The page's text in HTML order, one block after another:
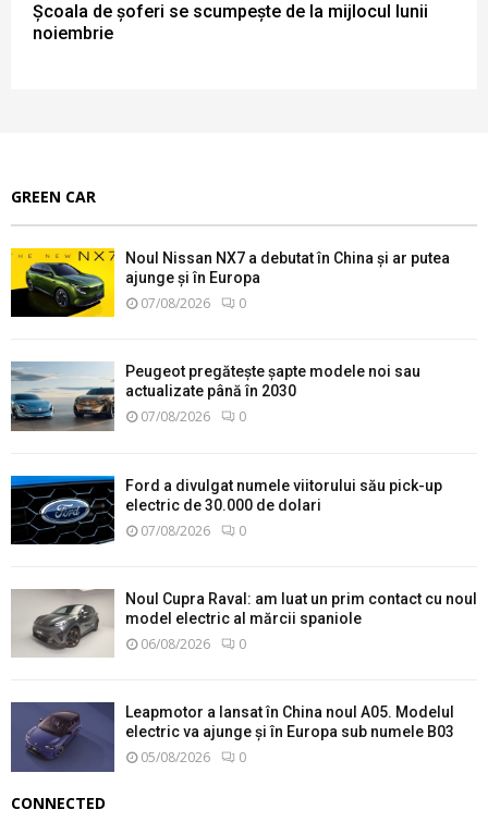
Școala de șoferi se scumpește de la mijlocul lunii
noiembrie
GREEN CAR
Noul Nissan NX7 a debutat în China și ar putea
ajunge și în Europa
07/08/2026 0
Peugeot pregătește șapte modele noi sau
actualizate până în 2030
07/08/2026 0
Ford a divulgat numele viitorului său pick-up
electric de 30.000 de dolari
07/08/2026 0
Noul Cupra Raval: am luat un prim contact cu noul
model electric al mărcii spaniole
06/08/2026 0
Leapmotor a lansat în China noul A05. Modelul
electric va ajunge și în Europa sub numele B03
05/08/2026 0
CONNECTED